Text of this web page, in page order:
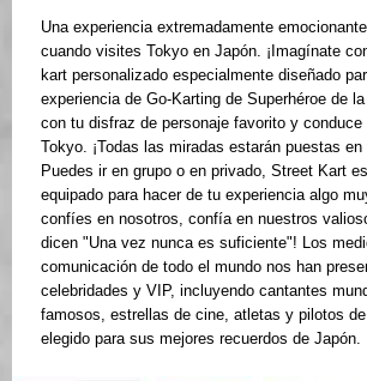
Una experiencia extremadamente
cuando visites Tokyo en Japón. ¡Imagínate
kart personalizado especialmente diseñado
experiencia de Go-Karting de Superhéroe de
con tu disfraz de personaje favorito y conduce
Tokyo. ¡Todas las miradas estarán puestas
Puedes ir en grupo o en privado, Street Kart
equipado para hacer de tu experiencia algo
confíes en nosotros, confía en nuestros
dicen "Una vez nunca es suficiente"! Los
comunicación de todo el mundo nos han
celebridades y VIP, incluyendo cantantes
famosos, estrellas de cine, atletas y pilotos
elegido para sus mejores recuerdos de Japón.